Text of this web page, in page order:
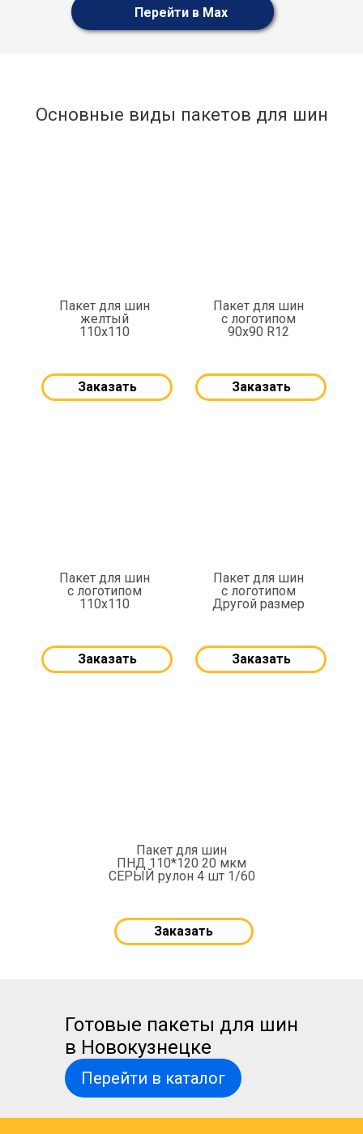
Перейти в Max
Основные виды пакетов для шин
Пакет для шин
желтый
110x110
Заказать
Пакет для шин
с логотипом
90x90 R12
Заказать
Пакет для шин
с логотипом
110x110
Заказать
Пакет для шин
с логотипом
Другой размер
Заказать
Пакет для шин
ПНД 110*120 20 мкм
СЕРЫЙ рулон 4 шт 1/60
Заказать
Готовые пакеты для шин
в Новокузнецке
Перейти в каталог